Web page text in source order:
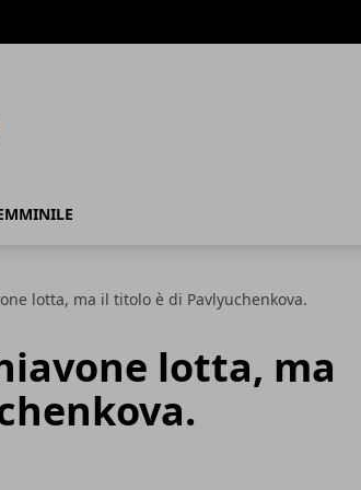
lotta, ma il titolo è di Pavlyuchenkova.
lotta, ma